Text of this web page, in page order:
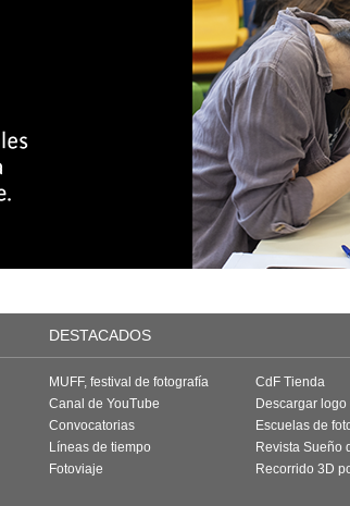
DESTACADOS
MUFF, festival de fotografía
Canal de YouTube
Convocatorias
Líneas de tiempo
Fotoviaje
CdF Tienda
Descargar logo
Escuelas de
Revista Sueño
Recorrido 3D